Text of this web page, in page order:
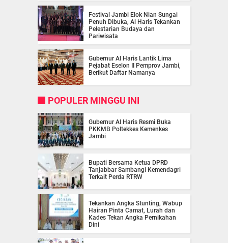
Festival Jambi Elok Nian Sungai
Penuh Dibuka, Al Haris Tekankan
Pelestarian Budaya dan
Pariwisata
Gubernur Al Haris Lantik Lima
Pejabat Eselon II Pemprov Jambi,
Berikut Daftar Namanya
POPULER MINGGU INI
Gubernur Al Haris Resmi Buka
PKKMB Poltekkes Kemenkes
Jambi
Bupati Bersama Ketua DPRD
Tanjabbar Sambangi Kemendagri
Terkait Perda RTRW
Tekankan Angka Stunting, Wabup
Hairan Pinta Camat, Lurah dan
Kades Tekan Angka Pernikahan
Dini